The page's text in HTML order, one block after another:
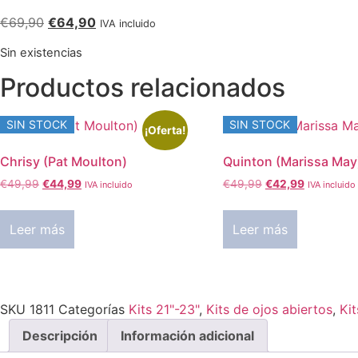
€69,90 El
original
era:
€69,90.
€64,90El
es:
€64,90.
IVA incluido
Sin existencias
Productos relacionados
¡Oferta!
SIN STOCK
Chrisy (Pat Moulton)
€49,99 El
era:
€49,99.
€44,99ElIVA incluido
Leer más
SIN STOCK
Quinton (Marissa
€49,99 El
era:
€49,99.
€42,99ElIVA incluido
Leer más
SKU 1811 Categorías Kits 21"-23", Kits de ojos abiertos,
Descripción
Información adicional